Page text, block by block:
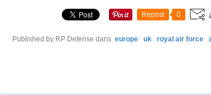
Repost 0
Published by RP Defense dans europe uk royal air force